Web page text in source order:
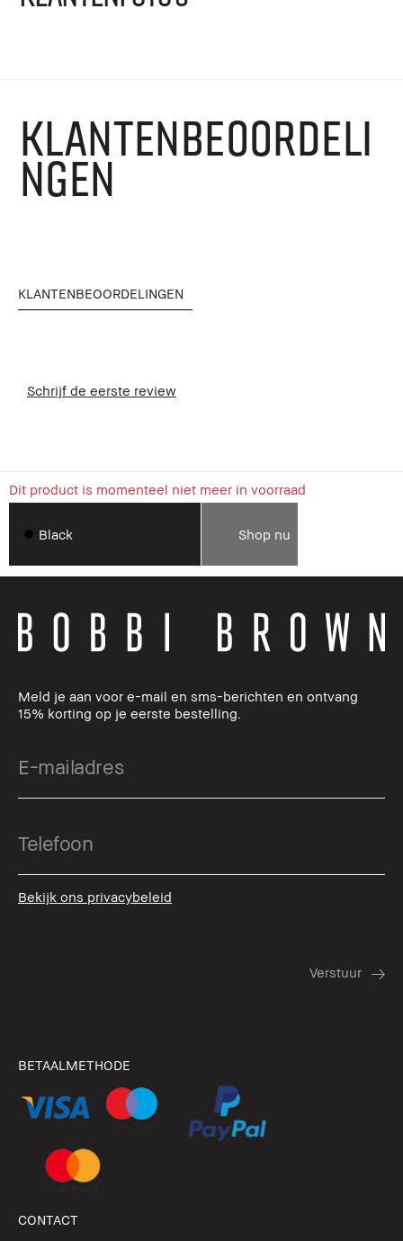
KLANTENBEOORDELI
NGEN
KLANTENBEOORDELINGEN
Schrijf de eerste review
Dit product is momenteel niet meer in voorraad
Black Shop nu
Meld je aan voor e-mail en sms-berichten en ontvang
15% korting op je eerste bestelling.
Bekijk ons privacybeleid
BETAALMETHODE
CONTACT